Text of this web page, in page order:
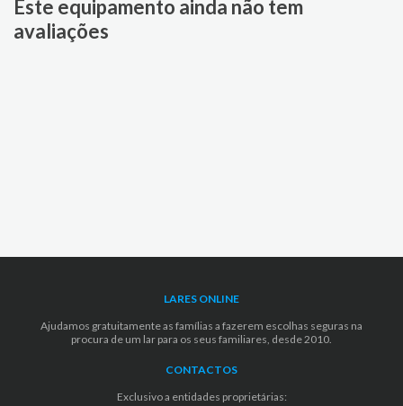
Este equipamento ainda não tem
avaliações
LARES ONLINE
Ajudamos gratuitamente as famílias a fazerem escolhas seguras na
procura de um lar para os seus familiares, desde 2010.
CONTACTOS
Exclusivo a entidades proprietárias: